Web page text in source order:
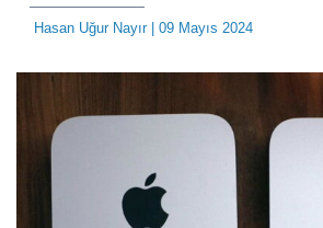
Hasan Uğur Nayır| 09 Mayıs 2024